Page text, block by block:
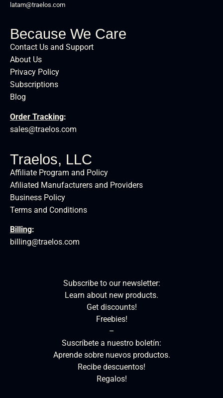
latam@traelos.com
Because We Care
Contact Us and Support
About Us
Privacy Policy
Subscriptions
Blog
Order Tracking:
sales@traelos.com
Traelos, LLC
Affiliate Program and Policy
Afiliated Manufacturers and Providers
Business Policy
Terms and Conditions
Billing:
billing@traelos.com
Subscribe to our newsletter:
Learn about new products.
Get discounts!
Freebies!
–
Suscríbete a nuestro boletín:
Aprende sobre nuevos productos.
Recibe descuentos!
Regalos!